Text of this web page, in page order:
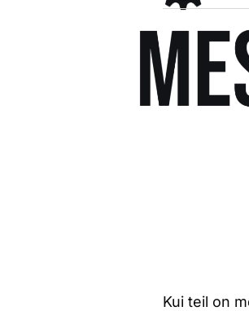
Avastage,
Kui teil on